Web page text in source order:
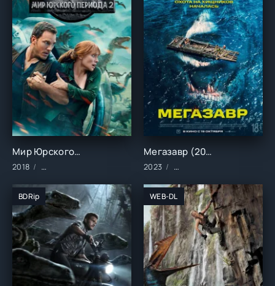
Мир Юрского периода 2 (2018)
2018 Фильмы/2018 год/Зарубежные/Боевик/Приключения/
Мегазавр (2023)
2023 Фильмы/2023 год/
BDRip WEB-DL